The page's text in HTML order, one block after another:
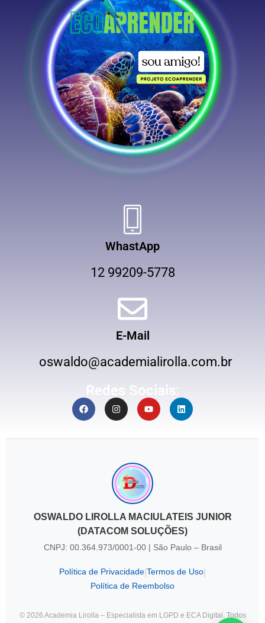
WhastApp
12 99209-5778
E-Mail
oswaldo@academialirolla.com.br
Redes Sociais:
OSWALDO LIROLLA MACIULATEIS JUNIOR
(DATACOM SOLUÇÕES)
CNPJ: 00.364.973/0001-00 | São Paulo – Brasil
Política de Privacidade Termos de Uso
Política de Reembolso
© 2026 Academia Lirolla – Especialista em LGPD e ECA Digital. Todos